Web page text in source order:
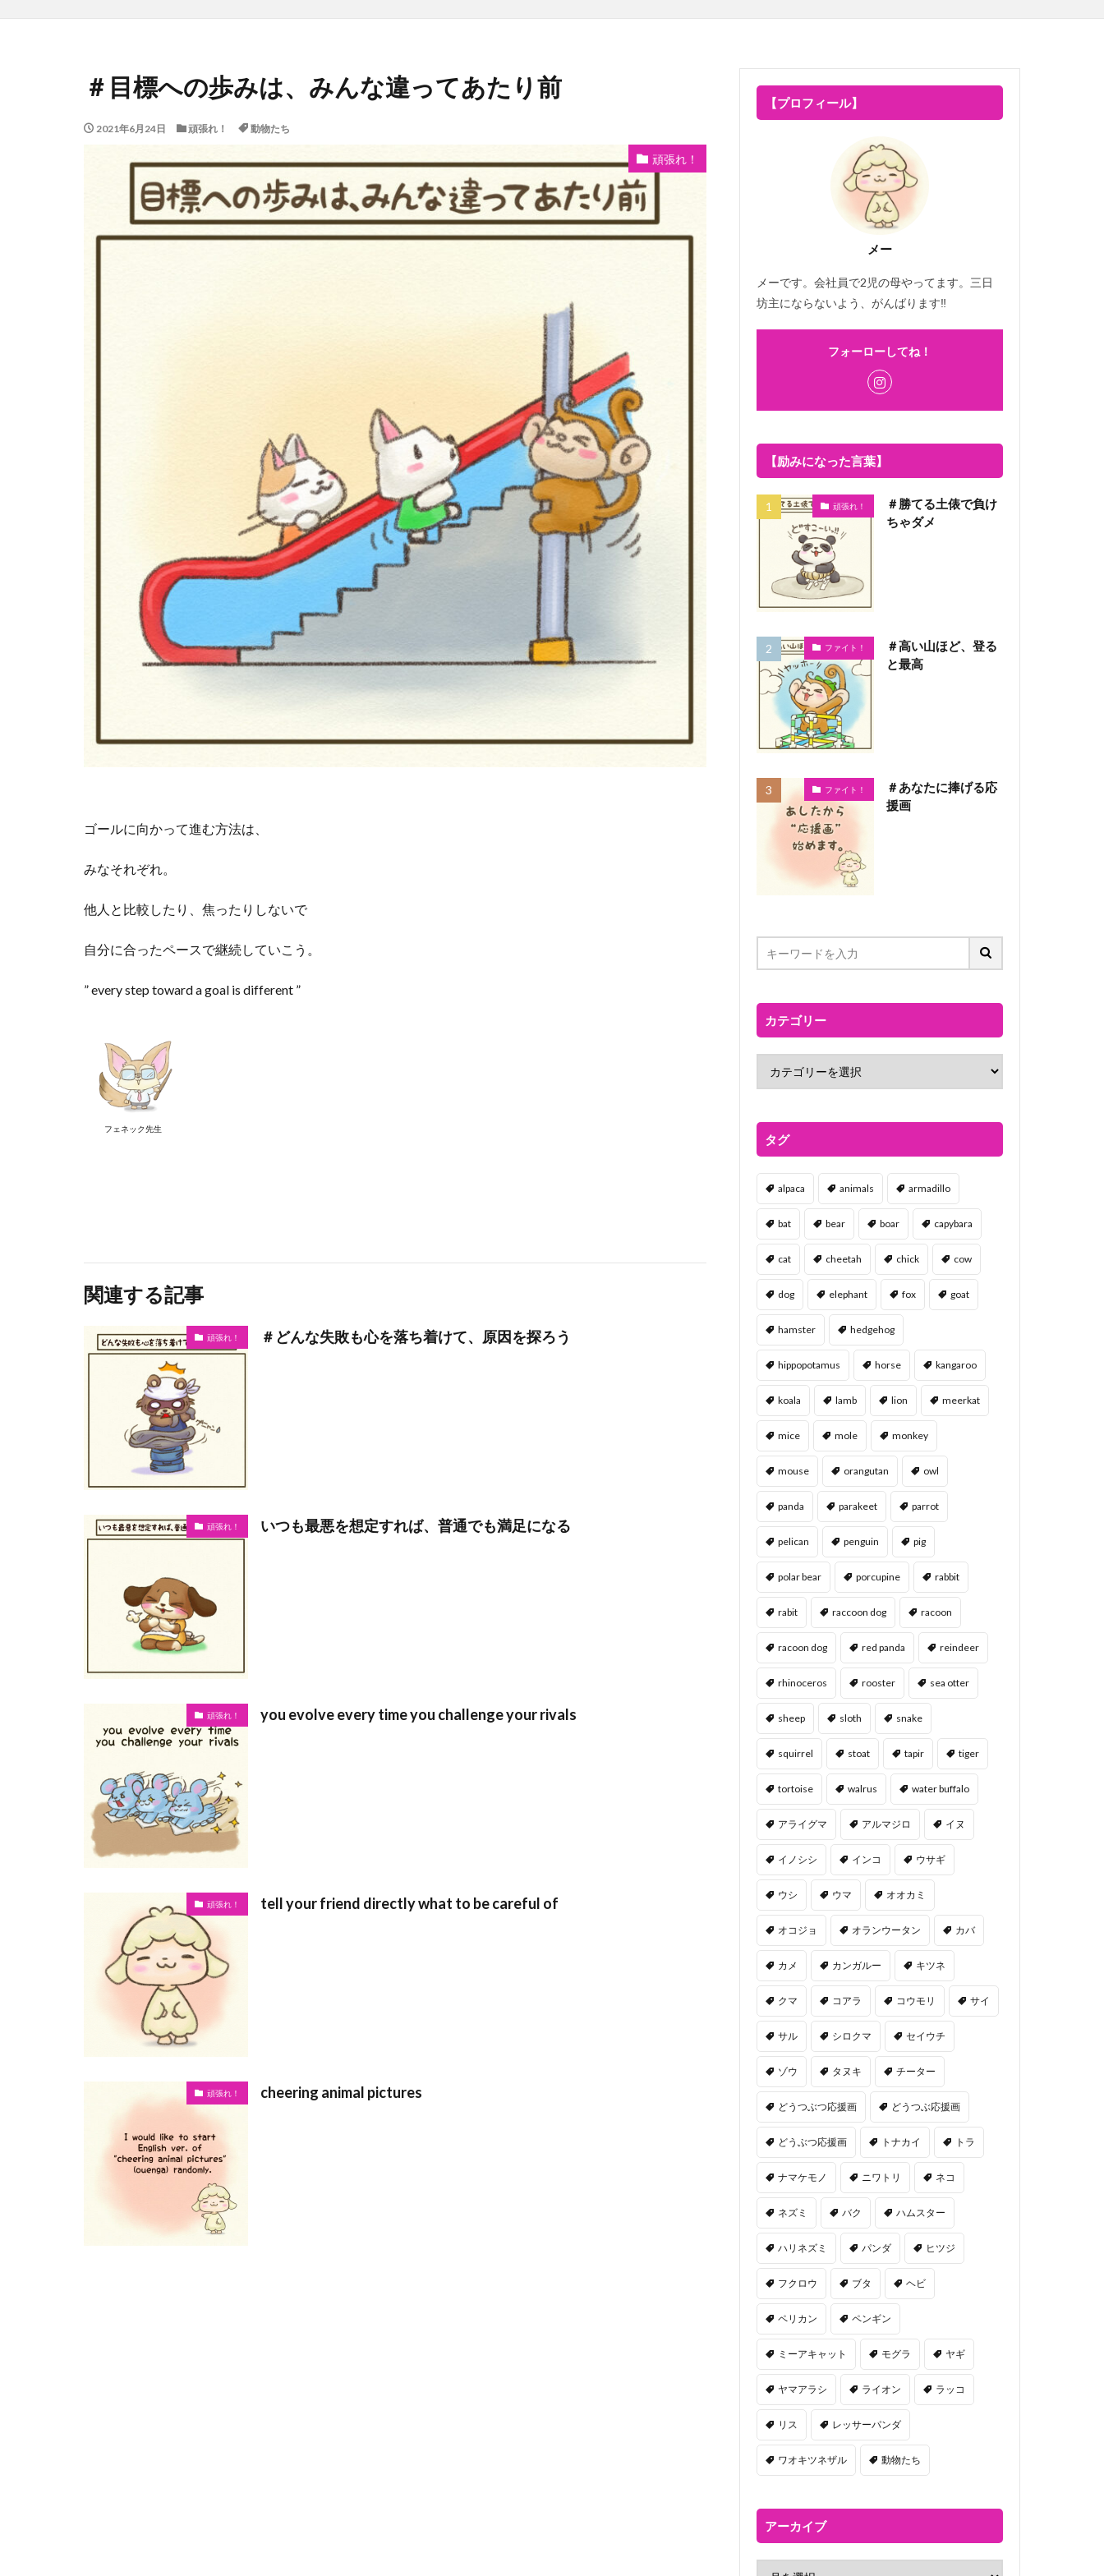
＃目標への歩みは、みんな違ってあたり前
2021年6月24日 頑張れ！ 動物たち
頑張れ！
ゴールに向かって進む方法は、
みなそれぞれ。
他人と比較したり、焦ったりしないで
自分に合ったペースで継続していこう。
” every step toward a goal is different ”
フェネック先生
関連する記事
頑張れ！ ＃どんな失敗も心を落ち着けて、原因を探ろう
頑張れ！ いつも最悪を想定すれば、普通でも満足になる
頑張れ！ you evolve every time you challenge your rivals
頑張れ！ tell your friend directly what to be careful of
頑張れ！ cheering animal pictures
【プロフィール】
メー
メーです。会社員で2児の母やってます。三日
坊主にならないよう、がんばります‼
フォーローしてね！
【励みになった言葉】
頑張れ！
＃勝てる土俵で負け
ちゃダメ
ファイト！
＃高い山ほど、登る
と最高
ファイト！
＃あなたに捧げる応
援画
カテゴリー
タグ
alpaca animals armadillo
bat bear boar capybara
cat cheetah chick cow
dog elephant fox goat
hamster hedgehog
hippopotamus horse kangaroo
koala lamb lion meerkat
mice mole monkey
mouse orangutan owl
panda parakeet parrot
pelican penguin pig
polar bear porcupine rabbit
rabit raccoon dog racoon
racoon dog red panda reindeer
rhinoceros rooster sea otter
sheep sloth snake
squirrel stoat tapir tiger
tortoise walrus water buffalo
アライグマ アルマジロ イヌ
イノシシ インコ ウサギ
ウシ ウマ オオカミ
オコジョ オランウータン カバ
カメ カンガルー キツネ
クマ コアラ コウモリ サイ
サル シロクマ セイウチ
ゾウ タヌキ チーター
どうつぶつ応援画 どうつぶ応援画
どうぶつ応援画 トナカイ トラ
ナマケモノ ニワトリ ネコ
ネズミ バク ハムスター
ハリネズミ パンダ ヒツジ
フクロウ ブタ ヘビ
ペリカン ペンギン
ミーアキャット モグラ ヤギ
ヤマアラシ ライオン ラッコ
リス レッサーパンダ
ワオキツネザル 動物たち
アーカイブ